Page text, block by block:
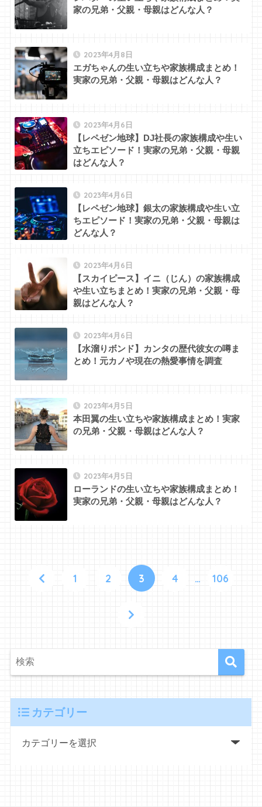
家の兄弟・父親・母親はどんな人？
2023年4月8日
エガちゃんの生い立ちや家族構成まとめ！
実家の兄弟・父親・母親はどんな人？
2023年4月6日
【レペゼン地球】DJ社長の家族構成や生い
立ちエピソード！実家の兄弟・父親・母親
はどんな人？
2023年4月6日
【レペゼン地球】銀太の家族構成や生い立
ちエピソード！実家の兄弟・父親・母親は
どんな人？
2023年4月6日
【スカイピース】イニ（じん）の家族構成
や生い立ちまとめ！実家の兄弟・父親・母
親はどんな人？
2023年4月6日
【水溜りボンド】カンタの歴代彼女の噂ま
とめ！元カノや現在の熱愛事情を調査
2023年4月5日
本田翼の生い立ちや家族構成まとめ！実家
の兄弟・父親・母親はどんな人？
2023年4月5日
ローランドの生い立ちや家族構成まとめ！
実家の兄弟・父親・母親はどんな人？
1 2 3 4 … 106
カテゴリー